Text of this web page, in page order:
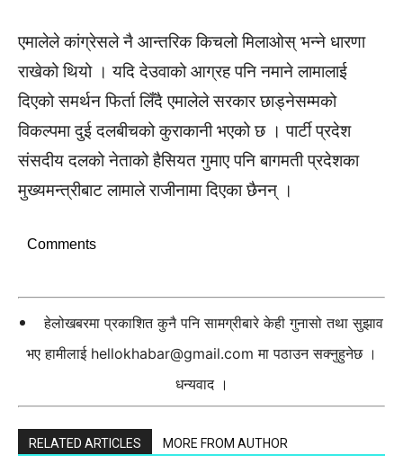
एमालेले कांग्रेसले नै आन्तरिक किचलो मिलाओस् भन्ने धारणा
राखेको थियो । यदि देउवाको आग्रह पनि नमाने लामालाई
दिएको समर्थन फिर्ता लिँदै एमालेले सरकार छाड्नेसम्मको
विकल्पमा दुई दलबीचको कुराकानी भएको छ । पार्टी प्रदेश
संसदीय दलको नेताको हैसियत गुमाए पनि बागमती प्रदेशका
मुख्यमन्त्रीबाट लामाले राजीनामा दिएका छैनन् ।
Comments
हेलोखबरमा प्रकाशित कुनै पनि सामग्रीबारे केही गुनासो तथा सुझाव
भए हामीलाई hellokhabar@gmail.com मा पठाउन सक्नुहुनेछ ।
धन्यवाद ।
RELATED ARTICLES MORE FROM AUTHOR